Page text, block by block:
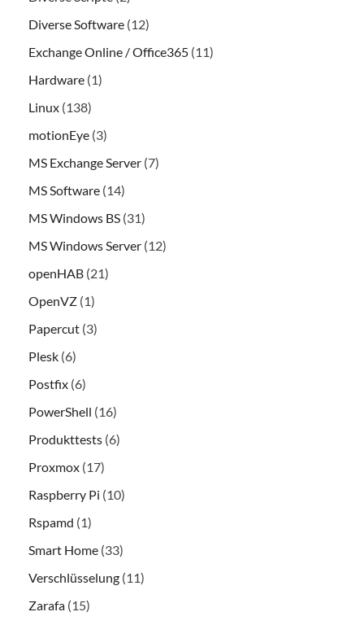
Diverse Software (12)
Exchange Online / Office365 (11)
Hardware (1)
Linux (138)
motionEye (3)
MS Exchange Server (7)
MS Software (14)
MS Windows BS (31)
MS Windows Server (12)
openHAB (21)
OpenVZ (1)
Papercut (3)
Plesk (6)
Postfix (6)
PowerShell (16)
Produkttests (6)
Proxmox (17)
Raspberry Pi (10)
Rspamd (1)
Smart Home (33)
Verschlüsselung (11)
Zarafa (15)